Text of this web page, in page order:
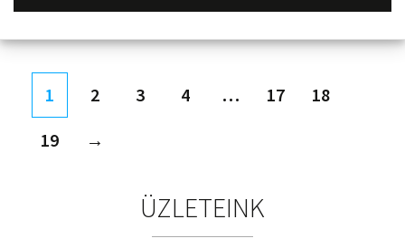
1 2 3 4 … 17
18
19
→
ÜZLETEINK